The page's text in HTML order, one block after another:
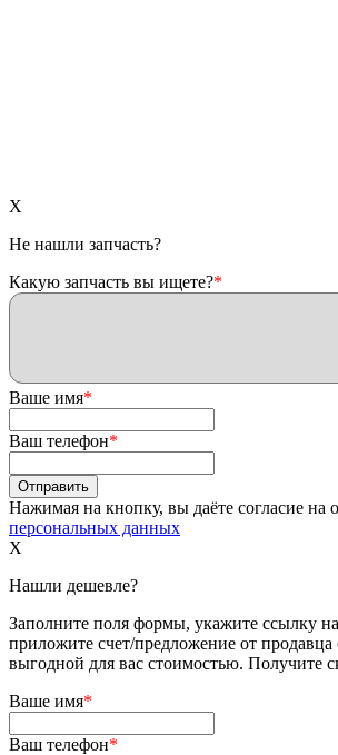
X
Не нашли запчасть?
Какую запчасть вы ищете?*
Ваше имя*
Ваш телефон*
Нажимая на кнопку, вы даёте согласие на
персональных данных
X
Нашли дешевле?
Заполните поля формы, укажите ссылку
приложите счет/предложение от продавца
выгодной для вас стоимостью. Получите
Ваше имя*
Ваш телефон*